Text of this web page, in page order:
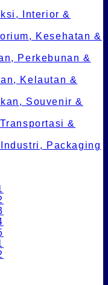
Interior &
Kesehatan &
Perkebunan &
Kelautan &
Souvenir &
&
Packaging